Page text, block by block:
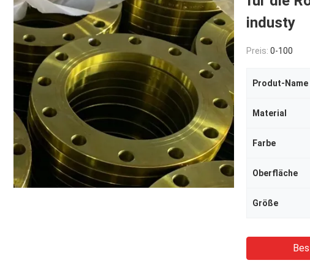
industy
Preis: 0-100
Produt-Name
Material
Farbe
Oberfläche
Größe